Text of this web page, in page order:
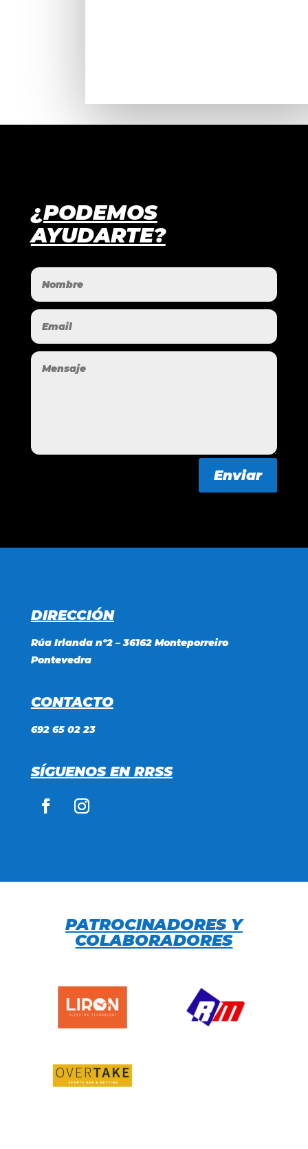
¿PODEMOS
AYUDARTE?
Enviar
DIRECCIÓN
Rúa Irlanda nº2 – 36162 Monteporreiro
Pontevedra
CONTACTO
692 65 02 23
SÍGUENOS EN RRSS
PATROCINADORES Y
COLABORADORES